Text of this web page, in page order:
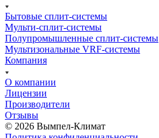
Бытовые сплит-системы
Мульти-сплит-системы
Полупромышленные сплит-системы
Мультизональные VRF-системы
Компания
О компании
Лицензии
Производители
Отзывы
© 2026 Вымпел-Климат